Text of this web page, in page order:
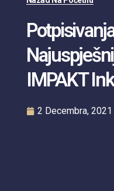
IMPAKT
2 Decembra, 2021